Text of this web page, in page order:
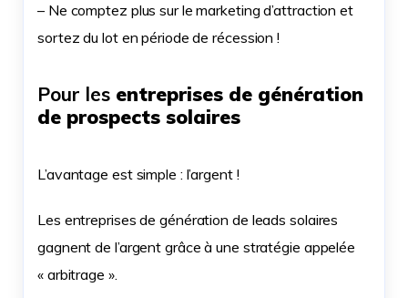
– Ne comptez plus sur le marketing d’attraction et
sortez du lot en période de récession !
Pour les entreprises de génération
de prospects solaires
L’avantage est simple : l’argent !
Les entreprises de génération de leads solaires
gagnent de l’argent grâce à une stratégie appelée
« arbitrage ».